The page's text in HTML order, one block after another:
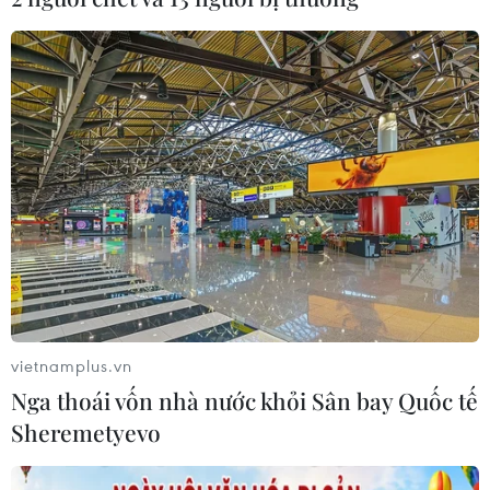
Khoản ngân sách 50 triệu AUD (tương đương 34 triệu
USD) sẽ được chia đều, 25 triệu AUD cho quỹ can thiệp
khẩn cấp và 25 triệu AUD khác dành cho các nhóm môi
trường ưu tiên.
vietnamplus.vn
Nga thoái vốn nhà nước khỏi Sân bay Quốc tế
Sheremetyevo